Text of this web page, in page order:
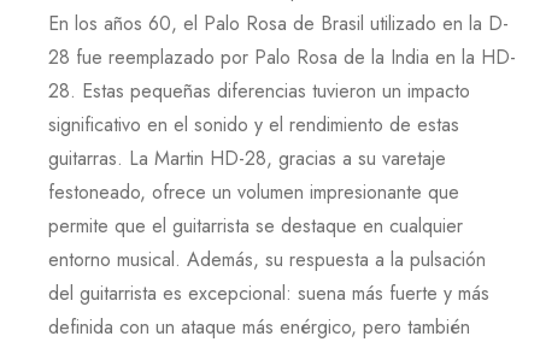
En los años 60, el Palo Rosa de Brasil utilizado en la D-
28 fue reemplazado por Palo Rosa de la India en la HD-
28. Estas pequeñas diferencias tuvieron un impacto
significativo en el sonido y el rendimiento de estas
guitarras. La Martin HD-28, gracias a su varetaje
festoneado, ofrece un volumen impresionante que
permite que el guitarrista se destaque en cualquier
entorno musical. Además, su respuesta a la pulsación
del guitarrista es excepcional: suena más fuerte y más
definida con un ataque más enérgico, pero también